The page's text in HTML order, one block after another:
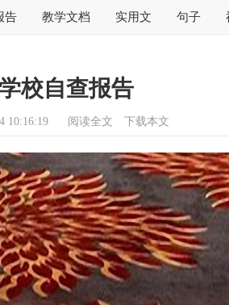
告 教学文档 实用文 句子
校自查报告
10:16:19 阅读全文 下载本文